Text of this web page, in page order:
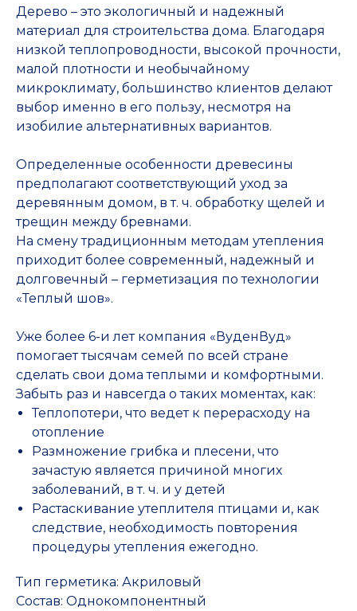
Дерево – это экологичный и надежный
материал для строительства дома. Благодаря
низкой теплопроводности, высокой прочности,
малой плотности и необычайному
микроклимату, большинство клиентов делают
выбор именно в его пользу, несмотря на
изобилие альтернативных вариантов.
Определенные особенности древесины
предполагают соответствующий уход за
деревянным домом, в т. ч. обработку щелей и
трещин между бревнами.
На смену традиционным методам утепления
приходит более современный, надежный и
долговечный – герметизация по технологии
«Теплый шов».
Уже более 6-и лет компания «ВуденВуд»
помогает тысячам семей по всей стране
сделать свои дома теплыми и комфортными.
Забыть раз и навсегда о таких моментах, как:
Теплопотери, что ведет к перерасходу на
отопление
Размножение грибка и плесени, что
зачастую является причиной многих
заболеваний, в т. ч. и у детей
Растаскивание утеплителя птицами и, как
следствие, необходимость повторения
процедуры утепления ежегодно.
Тип герметика: Акриловый
Состав: Однокомпонентный